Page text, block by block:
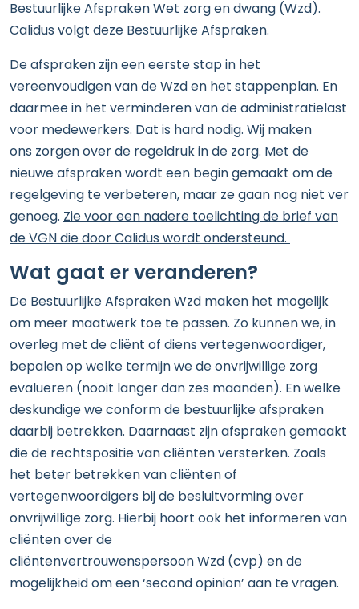
Bestuurlijke Afspraken Wet zorg en dwang (Wzd).
Calidus volgt deze Bestuurlijke Afspraken.
De afspraken zijn een eerste stap in het
vereenvoudigen van de Wzd en het stappenplan. En
daarmee in het verminderen van de administratielast
voor medewerkers. Dat is hard nodig. Wij maken
ons zorgen over de regeldruk in de zorg. Met de
nieuwe afspraken wordt een begin gemaakt om de
regelgeving te verbeteren, maar ze gaan nog niet ver
genoeg. Zie voor een nadere toelichting de brief van
de VGN die door Calidus wordt ondersteund.
Wat gaat er veranderen?
De Bestuurlijke Afspraken Wzd maken het mogelijk
om meer maatwerk toe te passen. Zo kunnen we, in
overleg met de cliënt of diens vertegenwoordiger,
bepalen op welke termijn we de onvrijwillige zorg
evalueren (nooit langer dan zes maanden). En welke
deskundige we conform de bestuurlijke afspraken
daarbij betrekken. Daarnaast zijn afspraken gemaakt
die de rechtspositie van cliënten versterken. Zoals
het beter betrekken van cliënten of
vertegenwoordigers bij de besluitvorming over
onvrijwillige zorg. Hierbij hoort ook het informeren van
cliënten over de
cliëntenvertrouwenspersoon Wzd (cvp) en de
mogelijkheid om een ‘second opinion’ aan te vragen.